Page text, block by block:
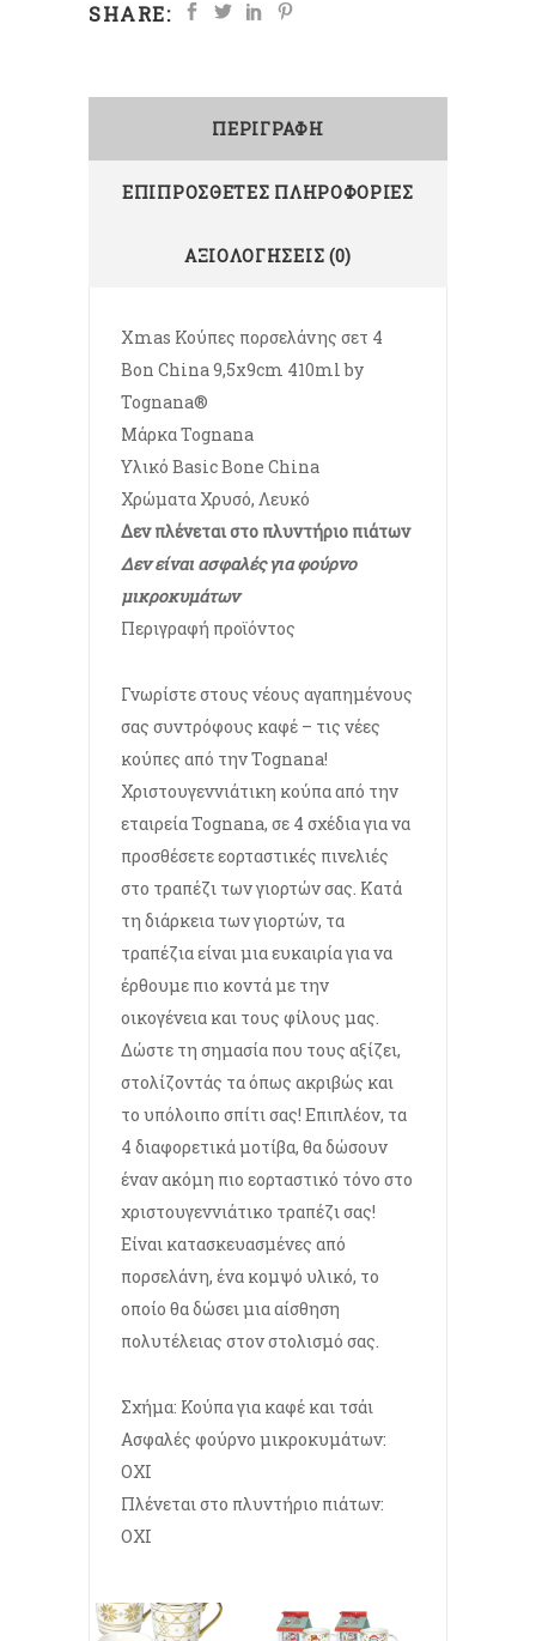
SHARE:
ΠΕΡΙΓΡΑΦΉ
ΕΠΙΠΡΌΣΘΕΤΕΣ ΠΛΗΡΟΦΟΡΊΕΣ
ΑΞΙΟΛΟΓΉΣΕΙΣ (0)
Xmas Κούπες πορσελάνης σετ 4
Bon China 9,5x9cm 410ml by
Tognana®
Μάρκα Tognana
Υλικό Basic Bone China
Χρώματα Χρυσό, Λευκό
Δεν πλένεται στο πλυντήριο πιάτων
Δεν είναι ασφαλές για φούρνο
μικροκυμάτων
Περιγραφή προϊόντος
Γνωρίστε στους νέους αγαπημένους
σας συντρόφους καφέ – τις νέες
κούπες από την Tognana!
Χριστουγεννιάτικη κούπα από την
εταιρεία Tognana, σε 4 σχέδια για να
προσθέσετε εορταστικές πινελιές
στο τραπέζι των γιορτών σας. Κατά
τη διάρκεια των γιορτών, τα
τραπέζια είναι μια ευκαιρία για να
έρθουμε πιο κοντά με την
οικογένεια και τους φίλους μας.
Δώστε τη σημασία που τους αξίζει,
στολίζοντάς τα όπως ακριβώς και
το υπόλοιπο σπίτι σας! Επιπλέον, τα
4 διαφορετικά μοτίβα, θα δώσουν
έναν ακόμη πιο εορταστικό τόνο στο
χριστουγεννιάτικο τραπέζι σας!
Είναι κατασκευασμένες από
πορσελάνη, ένα κομψό υλικό, το
οποίο θα δώσει μια αίσθηση
πολυτέλειας στον στολισμό σας.
Σχήμα: Κούπα για καφέ και τσάι
Ασφαλές φούρνο μικροκυμάτων:
ΟΧΙ
Πλένεται στο πλυντήριο πιάτων:
ΟΧΙ